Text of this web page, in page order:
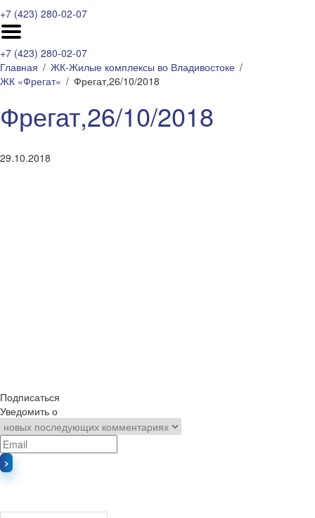
+7 (423) 280-02-07
+7 (423) 280-02-07
Главная
ЖК-Жилые комплексы во Владивостоке
ЖК «Фрегат»
Фрегат,26/10/2018
Фрегат,26/10/2018
29.10.2018
Подписаться
Уведомить о